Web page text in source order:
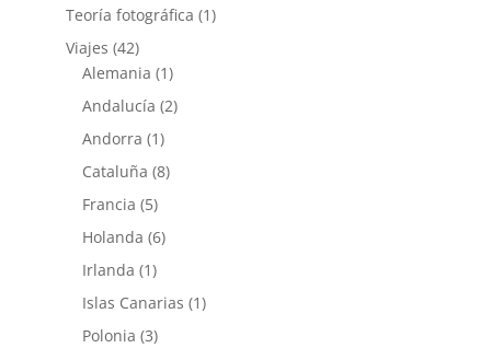
Teoría fotográfica (1)
Viajes (42)
Alemania (1)
Andalucía (2)
Andorra (1)
Cataluña (8)
Francia (5)
Holanda (6)
Irlanda (1)
Islas Canarias (1)
Polonia (3)